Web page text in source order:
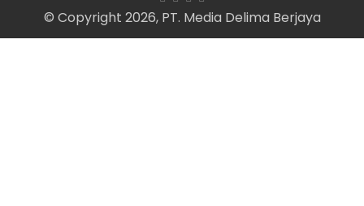
© Copyright 2026, PT. Media Delima Berjaya